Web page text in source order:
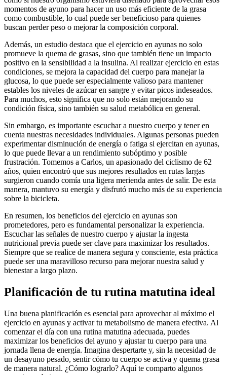
momentos de ayuno para hacer un uso más eficiente de la grasa
como combustible, lo cual puede ser beneficioso para quienes
buscan perder peso o mejorar la composición corporal.
Además, un estudio destaca que el ejercicio en ayunas no solo
promueve la quema de grasas, sino que también tiene un impacto
positivo en la sensibilidad a la insulina. Al realizar ejercicio en estas
condiciones, se mejora la capacidad del cuerpo para manejar la
glucosa, lo que puede ser especialmente valioso para mantener
estables los niveles de azúcar en sangre y evitar picos indeseados.
Para muchos, esto significa que no solo están mejorando su
condición física, sino también su salud metabólica en general.
Sin embargo, es importante escuchar a nuestro cuerpo y tener en
cuenta nuestras necesidades individuales. Algunas personas pueden
experimentar disminución de energía o fatiga si ejercitan en ayunas,
lo que puede llevar a un rendimiento subóptimo y posible
frustración. Tomemos a Carlos, un apasionado del ciclismo de 62
años, quien encontró que sus mejores resultados en rutas largas
surgieron cuando comía una ligera merienda antes de salir. De esta
manera, mantuvo su energía y disfrutó mucho más de su experiencia
sobre la bicicleta.
En resumen, los beneficios del ejercicio en ayunas son
prometedores, pero es fundamental personalizar la experiencia.
Escuchar las señales de nuestro cuerpo y ajustar la ingesta
nutricional previa puede ser clave para maximizar los resultados.
Siempre que se realice de manera segura y consciente, esta práctica
puede ser una maravilloso recurso para mejorar nuestra salud y
bienestar a largo plazo.
Planificación de tu rutina matutina ideal
Una buena planificación es esencial para aprovechar al máximo el
ejercicio en ayunas y activar tu metabolismo de manera efectiva. Al
comenzar el día con una rutina matutina adecuada, puedes
maximizar los beneficios del ayuno y ajustar tu cuerpo para una
jornada llena de energía. Imagina despertarte y, sin la necesidad de
un desayuno pesado, sentir cómo tu cuerpo se activa y quema grasa
de manera natural. ¿Cómo lograrlo? Aquí te comparto algunos